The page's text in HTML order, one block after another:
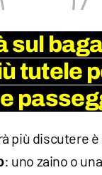
sul
tutele
più discutere è
: uno zaino o